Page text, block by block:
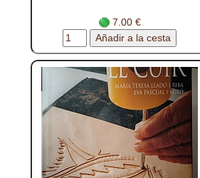
7.00 €